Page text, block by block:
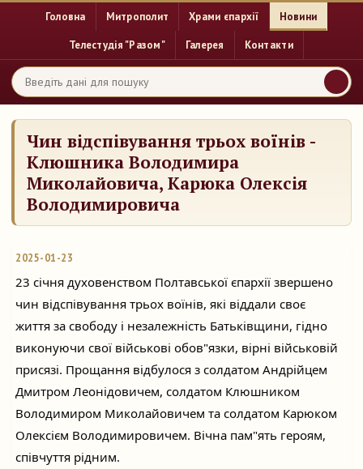
Головна Митрополит Храми єпархії Новини
Телестудія "Разом" Галерея Контакти
Чин відспівування трьох воїнів -
Клюшника Володимира
Миколайовича, Карюка Олексія
Володимировича
2025-01-23
23 січня духовенством Полтавської єпархії звершено
чин відспівування трьох воїнів, які віддали своє
життя за свободу і незалежність Батьківщини, гідно
виконуючи свої військові обов"язки, вірні військовій
присязі. Прощання відбулося з солдатом Андрійцем
Дмитром Леонідовичем, солдатом Клюшником
Володимиром Миколайовичем та солдатом Карюком
Олексієм Володимировичем. Вічна пам"ять героям,
співчуття рідним.